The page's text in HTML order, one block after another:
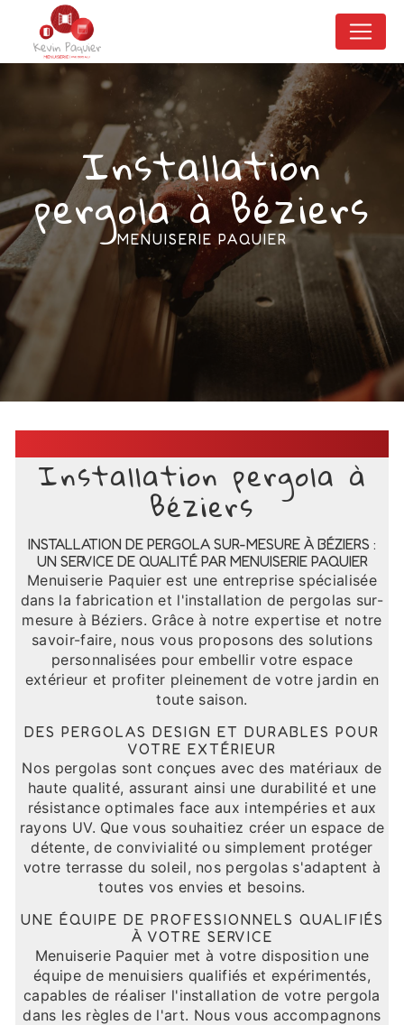
Installation
pergola à Béziers
MENUISERIE PAQUIER
Installation pergola à
Béziers
INSTALLATION DE PERGOLA SUR-MESURE À BÉZIERS :
UN SERVICE DE QUALITÉ PAR MENUISERIE PAQUIER
Menuiserie Paquier est une entreprise spécialisée
dans la fabrication et l'installation de pergolas sur-
mesure à Béziers. Grâce à notre expertise et notre
savoir-faire, nous vous proposons des solutions
personnalisées pour embellir votre espace
extérieur et profiter pleinement de votre jardin en
toute saison.
DES PERGOLAS DESIGN ET DURABLES POUR
VOTRE EXTÉRIEUR
Nos pergolas sont conçues avec des matériaux de
haute qualité, assurant ainsi une durabilité et une
résistance optimales face aux intempéries et aux
rayons UV. Que vous souhaitiez créer un espace de
détente, de convivialité ou simplement protéger
votre terrasse du soleil, nos pergolas s'adaptent à
toutes vos envies et besoins.
UNE ÉQUIPE DE PROFESSIONNELS QUALIFIÉS
À VOTRE SERVICE
Menuiserie Paquier met à votre disposition une
équipe de menuisiers qualifiés et expérimentés,
capables de réaliser l'installation de votre pergola
dans les règles de l'art. Nous vous accompagnons
Panneau de gestion des cookies